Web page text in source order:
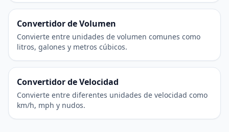
Convertidor de Volumen
Convierte entre unidades de volumen comunes como
litros, galones y metros cúbicos.
Convertidor de Velocidad
Convierte entre diferentes unidades de velocidad como
km/h, mph y nudos.